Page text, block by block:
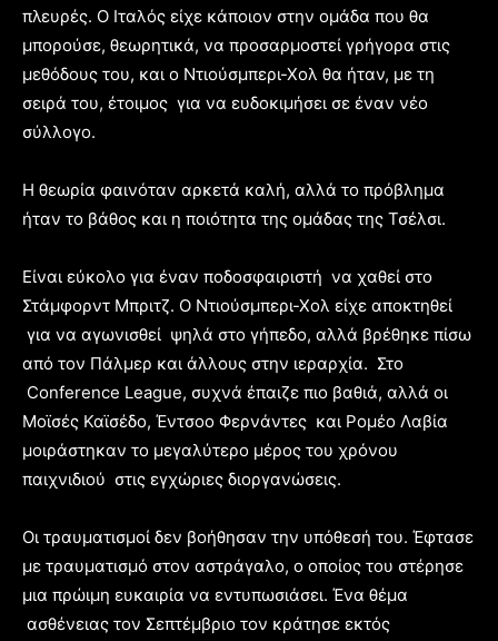
πλευρές. Ο Ιταλός είχε κάποιον στην ομάδα που θα
μπορούσε, θεωρητικά, να προσαρμοστεί γρήγορα στις
μεθόδους του, και ο Ντιούσμπερι-Χολ θα ήταν, με τη
σειρά του, έτοιμος για να ευδοκιμήσει σε έναν νέο
σύλλογο.
Η θεωρία φαινόταν αρκετά καλή, αλλά το πρόβλημα
ήταν το βάθος και η ποιότητα της ομάδας της Τσέλσι.
Είναι εύκολο για έναν ποδοσφαιριστή να χαθεί στο
Στάμφορντ Μπριτζ. Ο Ντιούσμπερι-Χολ είχε αποκτηθεί
για να αγωνισθεί ψηλά στο γήπεδο, αλλά βρέθηκε πίσω
από τον Πάλμερ και άλλους στην ιεραρχία. Στο
Conference League, συχνά έπαιζε πιο βαθιά, αλλά οι
Μοϊσές Καϊσέδο, Έντσοο Φερνάντες και Ρομέο Λαβία
μοιράστηκαν το μεγαλύτερο μέρος του χρόνου
παιχνιδιού στις εγχώριες διοργανώσεις.
Οι τραυματισμοί δεν βοήθησαν την υπόθεσή του. Έφτασε
με τραυματισμό στον αστράγαλο, ο οποίος του στέρησε
μια πρώιμη ευκαιρία να εντυπωσιάσει. Ένα θέμα
ασθένειας τον Σεπτέμβριο τον κράτησε εκτός